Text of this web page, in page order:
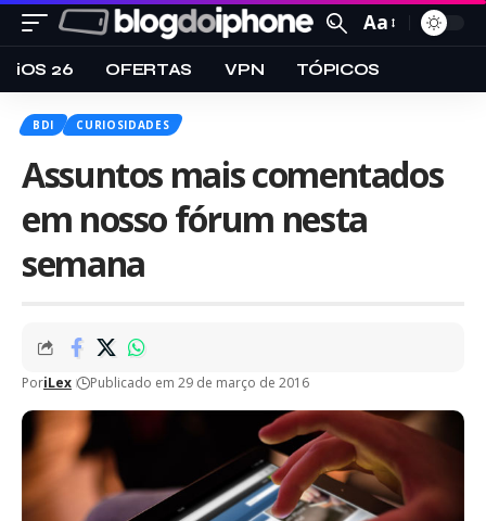
Aa
iOS 26 OFERTAS VPN TÓPICOS
BDI CURIOSIDADES
Assuntos mais comentados
em nosso fórum nesta
semana
PoriLex Publicado em 29 de março de 2016